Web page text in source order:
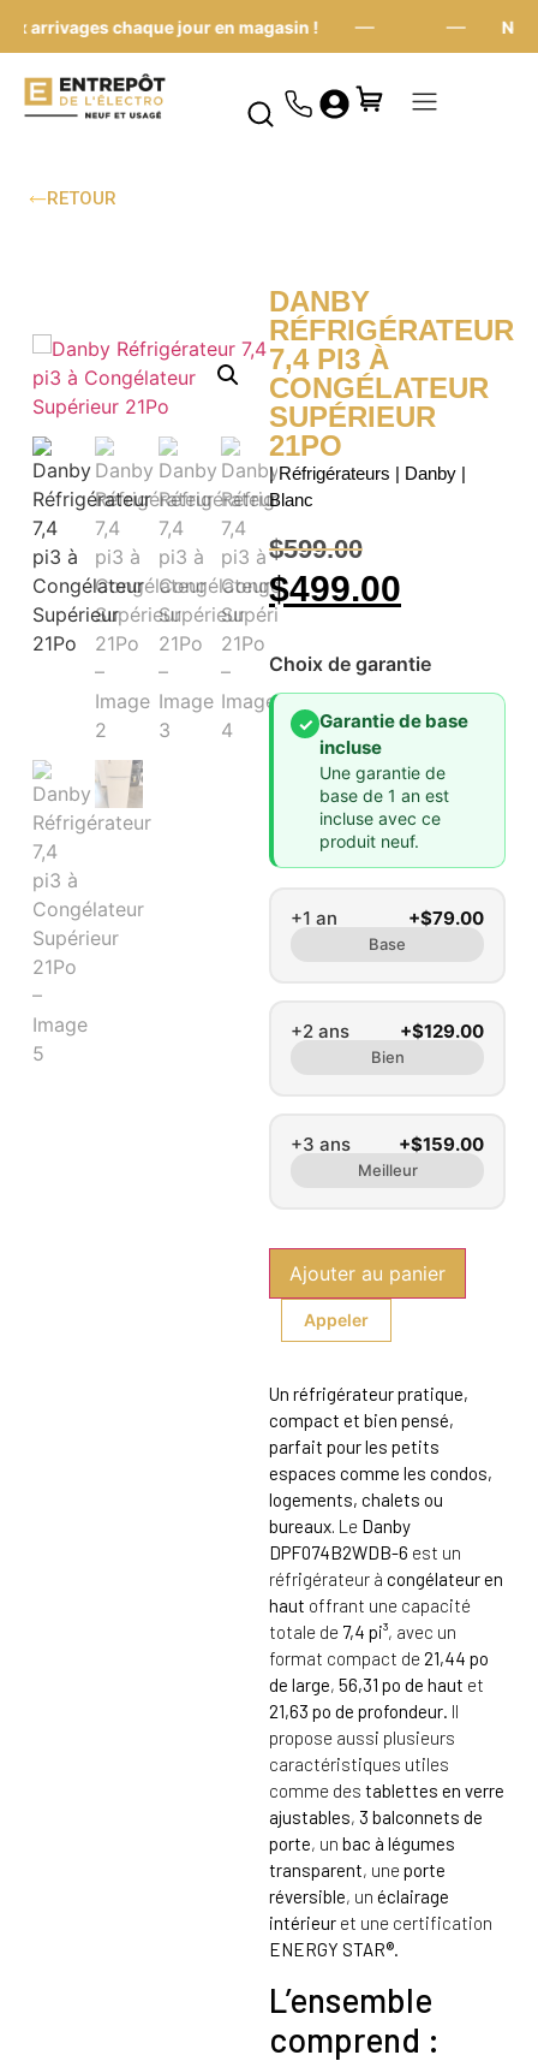
arrivages chaque jour en magasin ! — —
RETOUR
DANBY
RÉFRIGÉRATEUR
7,4 PI3 À
CONGÉLATEUR
SUPÉRIEUR
21PO
| Réfrigérateurs | Danby |
Blanc
$599.00
$499.00
Choix de garantie
✓ Garantie de base
incluse
Une garantie de
base de 1 an est
incluse avec ce
produit neuf.
+1 an +$79.00
Base
+2 ans +$129.00
Bien
+3 ans +$159.00
Meilleur
Ajouter au panier
Appeler
Un réfrigérateur pratique,
compact et bien pensé,
parfait pour les petits
espaces comme les condos,
logements, chalets ou
bureaux. Le Danby
DPF074B2WDB-6 est un
réfrigérateur à congélateur en
haut offrant une capacité
totale de 7,4 pi³, avec un
format compact de 21,44 po
de large, 56,31 po de haut et
21,63 po de profondeur. Il
propose aussi plusieurs
caractéristiques utiles
comme des tablettes en verre
ajustables, 3 balconnets de
porte, un bac à légumes
transparent, une porte
réversible, un éclairage
intérieur et une certification
ENERGY STAR®.
L’ensemble
comprend :